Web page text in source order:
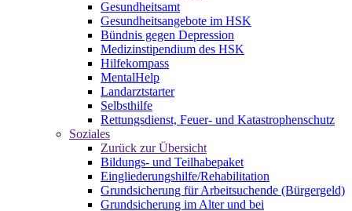
Gesundheitsamt
Gesundheitsangebote im HSK
Bündnis gegen Depression
Medizinstipendium des HSK
Hilfekompass
MentalHelp
Landarztstarter
Selbsthilfe
Rettungsdienst, Feuer- und Katastrophenschutz
Soziales
Zurück zur Übersicht
Bildungs- und Teilhabepaket
Eingliederungshilfe/Rehabilitation
Grundsicherung für Arbeitsuchende (Bürgergeld)
Grundsicherung im Alter und bei